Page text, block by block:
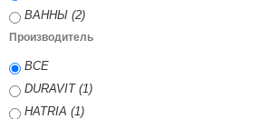
ВАННЫ (2)
Производитель
ВСЕ
DURAVIT (1)
HATRIA (1)